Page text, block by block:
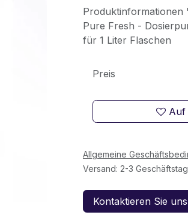
Produktinformationen
Pure Fresh -
für 1 Liter Flaschen
Auf
Preis
Allgemeine
Versand: 2-3
Kontaktieren Sie uns